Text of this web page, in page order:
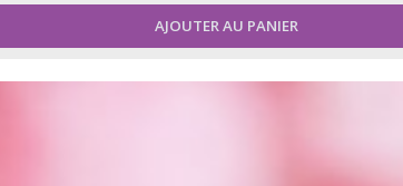
AJOUTER AU PANIER